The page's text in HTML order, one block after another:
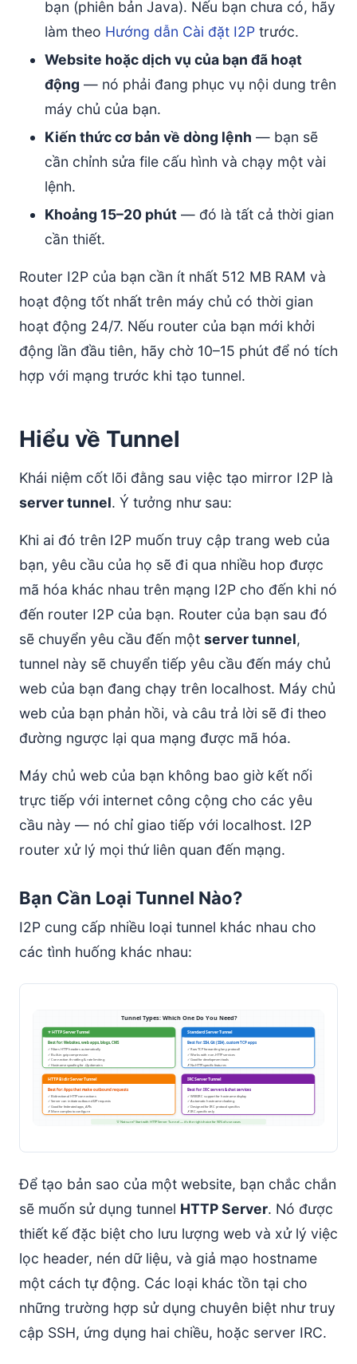
bạn (phiên bản Java). Nếu bạn chưa có, hãy
làm theo Hướng dẫn Cài đặt I2P trước.
Website hoặc dịch vụ của bạn đã hoạt
động — nó phải đang phục vụ nội dung trên
máy chủ của bạn.
Kiến thức cơ bản về dòng lệnh — bạn sẽ
cần chỉnh sửa file cấu hình và chạy một vài
lệnh.
Khoảng 15–20 phút — đó là tất cả thời gian
cần thiết.
Router I2P của bạn cần ít nhất 512 MB RAM và
hoạt động tốt nhất trên máy chủ có thời gian
hoạt động 24/7. Nếu router của bạn mới khởi
động lần đầu tiên, hãy chờ 10–15 phút để nó tích
hợp với mạng trước khi tạo tunnel.
Hiểu về Tunnel
Khái niệm cốt lõi đằng sau việc tạo mirror I2P là
server tunnel. Ý tưởng như sau:
Khi ai đó trên I2P muốn truy cập trang web của
bạn, yêu cầu của họ sẽ đi qua nhiều hop được
mã hóa khác nhau trên mạng I2P cho đến khi nó
đến router I2P của bạn. Router của bạn sau đó
sẽ chuyển yêu cầu đến một server tunnel,
tunnel này sẽ chuyển tiếp yêu cầu đến máy chủ
web của bạn đang chạy trên localhost. Máy chủ
web của bạn phản hồi, và câu trả lời sẽ đi theo
đường ngược lại qua mạng được mã hóa.
Máy chủ web của bạn không bao giờ kết nối
trực tiếp với internet công cộng cho các yêu
cầu này — nó chỉ giao tiếp với localhost. I2P
router xử lý mọi thứ liên quan đến mạng.
Bạn Cần Loại Tunnel Nào?
I2P cung cấp nhiều loại tunnel khác nhau cho
các tình huống khác nhau:
Để tạo bản sao của một website, bạn chắc chắn
sẽ muốn sử dụng tunnel HTTP Server. Nó được
thiết kế đặc biệt cho lưu lượng web và xử lý việc
lọc header, nén dữ liệu, và giả mạo hostname
một cách tự động. Các loại khác tồn tại cho
những trường hợp sử dụng chuyên biệt như truy
cập SSH, ứng dụng hai chiều, hoặc server IRC.